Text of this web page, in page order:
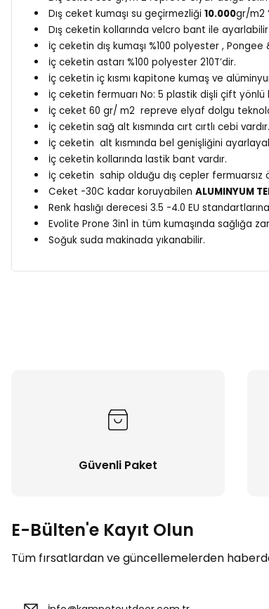
Dış ceket kumaşı su geçirmezliği 10.000gr/m2
Dış ceketin kollarında velcro bant ile
İç ceketin dış kumaşı %100 polyester ,
İç ceketin astarı %100 polyester 210T’dir.
İç ceketin iç kısmı kapitone kumaş ve
İç ceketin fermuarı No: 5 plastik dişli çift yönlü
İç ceket 60 gr/ m2 repreve elyaf dolgu
İç ceketin sağ alt kısmında cırt cırtlı cebi vardır.
İç ceketin alt kısmında bel genişliğini
İç ceketin kollarında lastik bant vardır.
İç ceketin sahip olduğu dış cepler fermuarsız
Ceket -30C kadar koruyabilen ALUMINYUM
Renk haslığı derecesi 3.5 -4.0 EU
Evolite Prone 3in1 in tüm kumaşında sağlığa
Soğuk suda makinada yıkanabilir.
Güvenli Paket
E-Bülten'e Kayıt Olun
Tüm fırsatlardan ve güncellemelerden